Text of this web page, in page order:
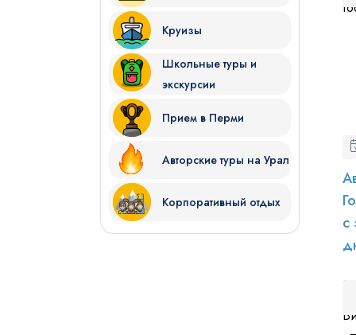
Круизы
Школьные туры и
экскурсии
Прием в Перми
Авторские туры на Урал
Корпоративный отдых
с